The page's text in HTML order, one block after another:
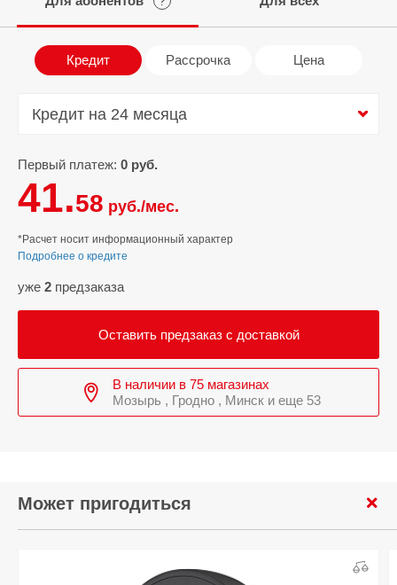
Кредит Рассрочка Цена
Кредит на 24 месяца
Первый платеж: 0 руб.
41.58 руб./мес.
*Расчет носит информационный характер
Подробнее о кредите
уже 2 предзаказа
Оставить предзаказ с доставкой
В наличии в 75 магазинах
Мозырь , Гродно , Минск и еще 53
Кредит на 24 месяца
Может пригодиться